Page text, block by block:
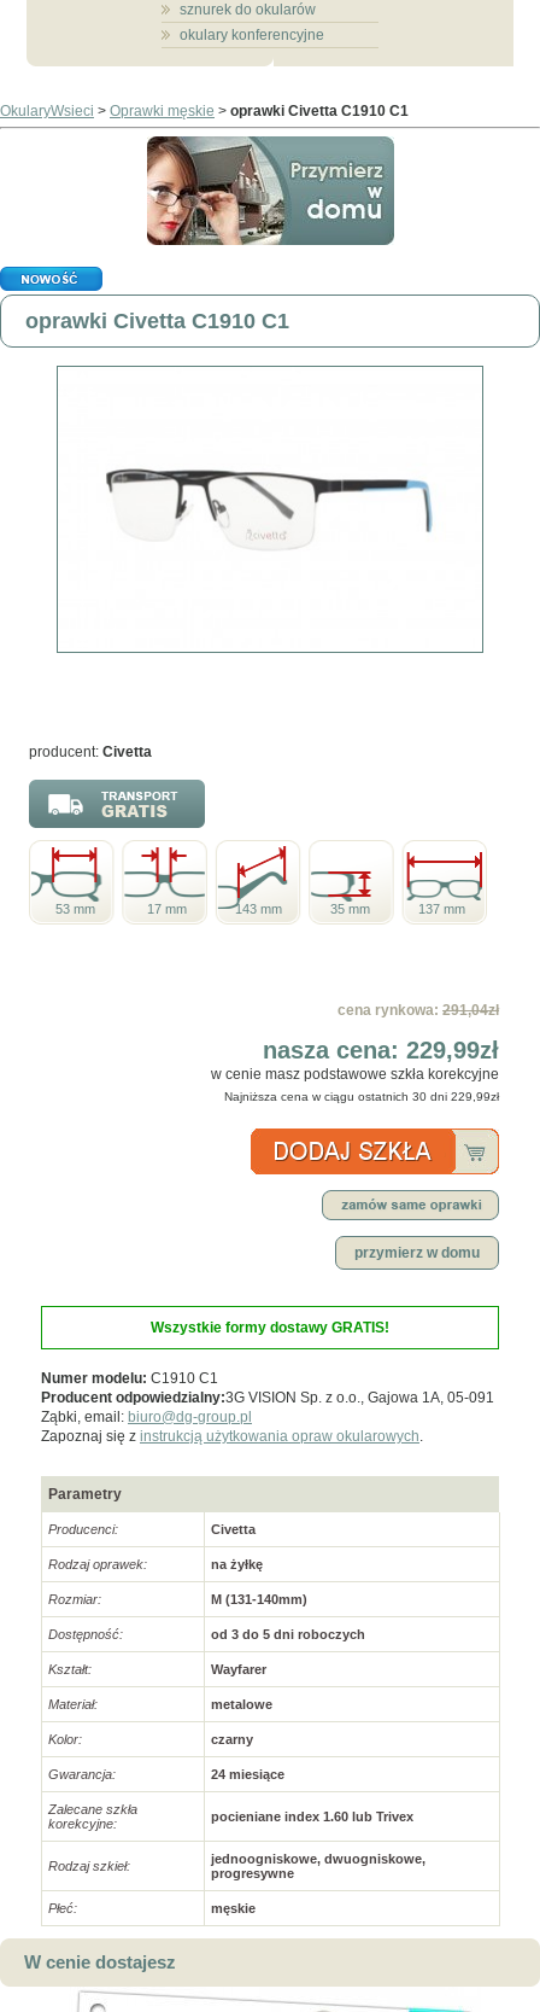
sznurek do okularów
okulary konferencyjne
OkularyWsieci > Oprawki męskie > oprawki Civetta C1910 C1
oprawki Civetta C1910 C1
producent: Civetta
53 mm 17 mm 143 mm 35 mm 137 mm
cena rynkowa: 291,04zł
nasza cena: 229,99zł
w cenie masz podstawowe szkła korekcyjne
Najniższa cena w ciągu ostatnich 30 dni 229,99zł
przymierz w domu
Wszystkie formy dostawy GRATIS!
Numer modelu: C1910 C1
Producent odpowiedzialny:3G VISION Sp. z o.o., Gajowa 1A, 05-091
Ząbki, email: biuro@dg-group.pl
Zapoznaj się z instrukcją użytkowania opraw okularowych.
Parametry
Producenci: Civetta
Rodzaj oprawek: na żyłkę
Rozmiar: M (131-140mm)
Dostępność: od 3 do 5 dni roboczych
Kształt: Wayfarer
Materiał: metalowe
Kolor: czarny
Gwarancja: 24 miesiące
Zalecane szkła
korekcyjne:
pocieniane index 1.60 lub Trivex
Rodzaj szkieł:
jednoogniskowe, dwuogniskowe,
progresywne
Płeć: męskie
W cenie dostajesz